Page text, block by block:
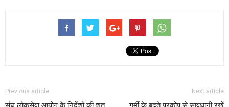
Previous article Next article